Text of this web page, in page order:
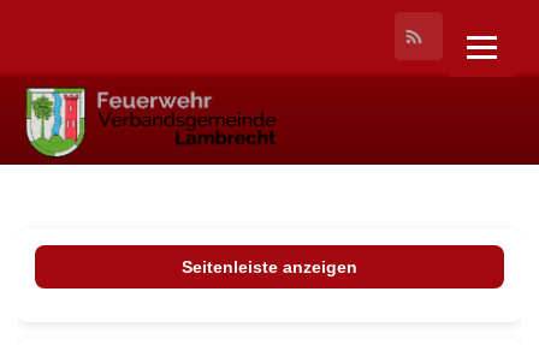
Seitenleiste anzeigen